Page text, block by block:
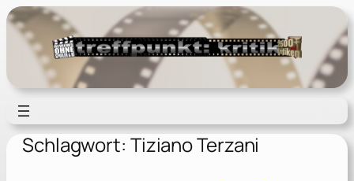
Zum
Inhalt
springen
Schlagwort: Tiziano Terzani